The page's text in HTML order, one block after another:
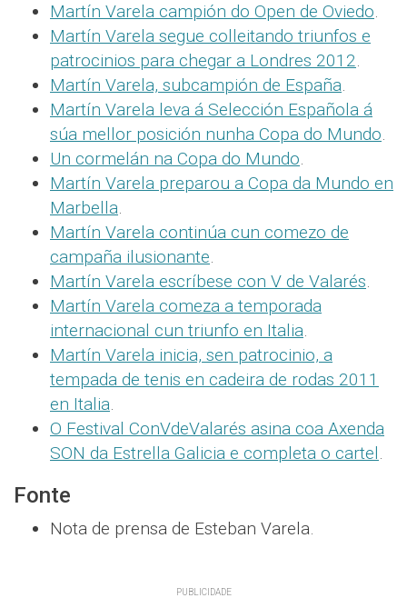
Martín Varela campión do Open de Oviedo.
Martín Varela segue colleitando triunfos e
patrocinios para chegar a Londres 2012.
Martín Varela, subcampión de España.
Martín Varela leva á Selección Española á
súa mellor posición nunha Copa do Mundo.
Un cormelán na Copa do Mundo.
Martín Varela preparou a Copa da Mundo en
Marbella.
Martín Varela continúa cun comezo de
campaña ilusionante.
Martín Varela escríbese con V de Valarés.
Martín Varela comeza a temporada
internacional cun triunfo en Italia.
Martín Varela inicia, sen patrocinio, a
tempada de tenis en cadeira de rodas 2011
en Italia.
O Festival ConVdeValarés asina coa Axenda
SON da Estrella Galicia e completa o cartel.
Fonte
Nota de prensa de Esteban Varela.